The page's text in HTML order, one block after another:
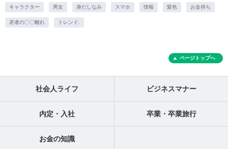
キャラクター 男女 身だしなみ スマホ 情報 髪色 お金持ち
若者の〇〇離れ トレンド.
ページトップへ
社会人ライフ ビジネスマナー
内定・入社 卒業・卒業旅行
お金の知識